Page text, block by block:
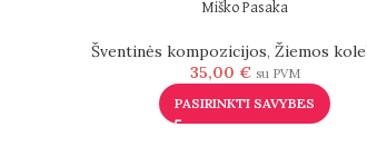
Miško Pasaka
Šventinės kompozicijos, Žiemos
35,00 € su PVM
PASIRINKTI SAVYBES